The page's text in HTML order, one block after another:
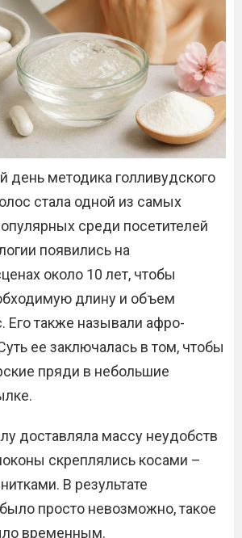
день методика голливудского
стала одной из самых
среди посетителей
появились на
около 10 лет, чтобы
длину и объем
Его также называли афро-
ее заключалась в том, чтобы
пряди в небольшие
доставляла массу неудобств
скреплялись косами –
В результате
просто невозможно, такое
временным.